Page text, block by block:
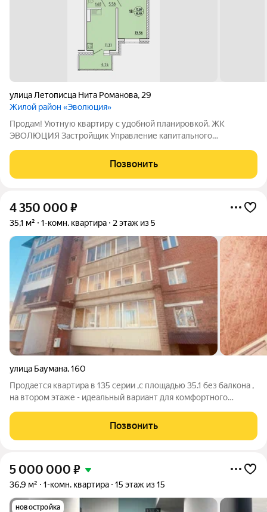
улица Летописца Нита Романова, 29
Жилой район «Эволюция»
Продам! Уютную квартиру с удобной планировкой. ЖК
ЭВОЛЮЦИЯ Застройщик Управление капитального
отдельно. Идеально подойдет маленькой семье, либо
семейной паре. В 5 минутах ходьбы остановка.
Позвонить
4 350 000 ₽
35,1 м² 1-комн. квартира 2 этаж из 5
улица Баумана,160
Продается квартира в 135 серии ,с площадью 35.1 без балкона ,
на втором этаже - идеальный вариант для комфортного
квартиры: большой застекленный балкон ,лоджия . достаточно
места для комфортной жизни .
Позвонить
5 000 000 ₽
36,9 м² 1-комн. квартира 15 этаж из 15
новостройка